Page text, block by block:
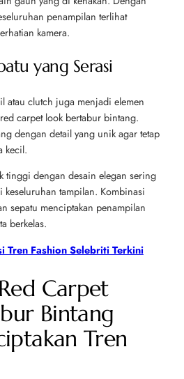
penampilan terlihat
kamera.
yang Serasi
atau clutch juga menjadi elemen
carpet look bertabur bintang.
dengan detail yang unik agar tetap
kecil.
tinggi dengan desain elegan sering
tampilan. Kombinasi
sepatu menciptakan penampilan
berkelas.
Tren Fashion Selebriti Terkini
Carpet
Bintang
Tren